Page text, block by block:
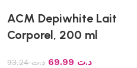
ACM Depiwhite Lait
Corporel, 200 ml
د.ت93.24 د.ت